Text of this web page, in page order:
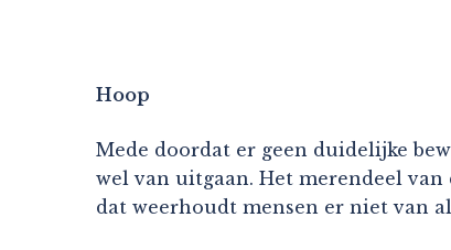
Hoop
Mede doordat er geen duidelijke
wel van uitgaan. Het merendeel
dat weerhoudt mensen er niet van